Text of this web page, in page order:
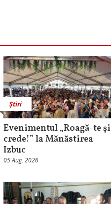
Știri
Evenimentul „Roagă-te și
crede!” la Mănăstirea
Izbuc
05 Aug, 2026